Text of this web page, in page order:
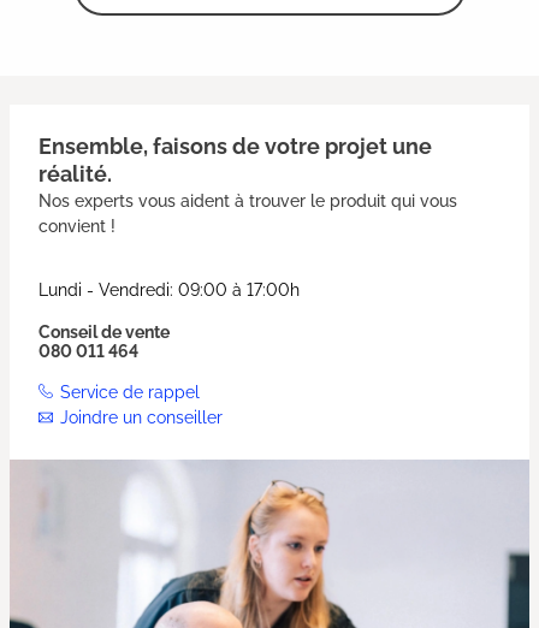
Ensemble, faisons de votre projet une
réalité.
Nos experts vous aident à trouver le produit qui vous
convient !
Lundi - Vendredi: 09:00 à 17:00h
Conseil de vente
080 011 464
Service de rappel
Joindre un conseiller